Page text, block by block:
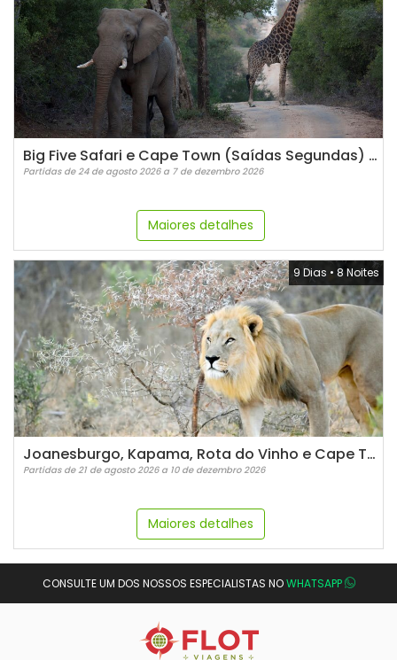
Big Five Safari e Cape Town (Saídas Segundas) - SAA
Partidas de 24 de agosto 2026 a 7 de dezembro 2026
Maiores detalhes
9 Dias • 8 Noites
Joanesburgo, Kapama, Rota do Vinho e Cape Town
Partidas de 21 de agosto 2026 a 10 de dezembro 2026
Maiores detalhes
CONSULTE UM DOS NOSSOS ESPECIALISTAS NOWHATSAPP